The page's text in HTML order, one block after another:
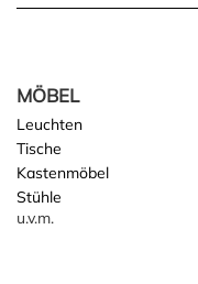
MÖBEL
Leuchten
Tische
Kastenmöbel
Stühle
u.v.m.